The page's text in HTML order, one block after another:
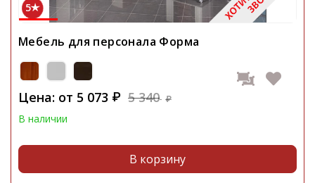
5
Мебель для персонала Форма
Цена: от 5 073 ₽ 5 340 ₽
В наличии
В корзину